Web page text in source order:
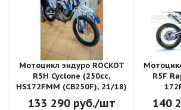
Мотоцикл эндуро ROCKOT
R5H Cyclone (250cc,
HS172FMM (CB250F), 21/18)
133 290руб./шт
R5F
140